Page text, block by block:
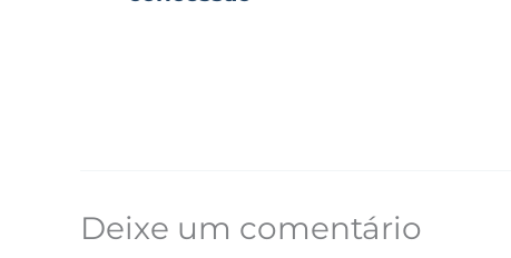
Deixe um comentário